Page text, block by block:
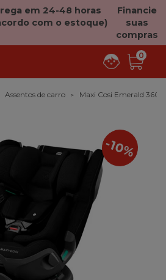
em 24-48 horas
com o estoque)
Financie
suas
compras
0
Assentos de carro Maxi Cosi Emerald 360
-10%